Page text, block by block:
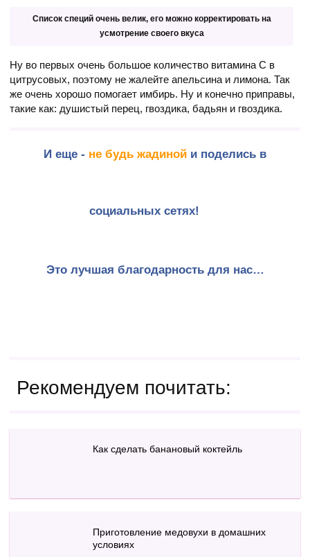
Список специй очень велик, его можно корректировать на
усмотрение своего вкуса
Ну во первых очень большое количество витамина С в
цитрусовых, поэтому не жалейте апельсина и лимона. Так
же очень хорошо помогает имбирь. Ну и конечно приправы,
такие как: душистый перец, гвоздика, бадьян и гвоздика.
И еще - не будь жадиной и поделись в
социальных сетях!
Это лучшая благодарность для нас…
Рекомендуем почитать:
Как сделать банановый коктейль
Приготовление медовухи в домашних
условиях